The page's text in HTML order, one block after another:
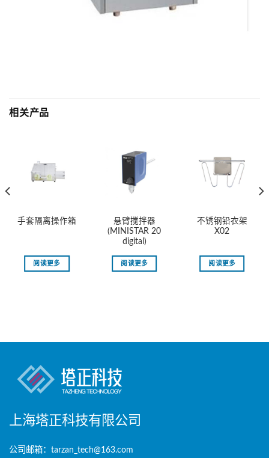
相关产品
手套隔离操作箱
阅读更多
悬臂搅拌器
(MINISTAR 20
digital)
阅读更多
不锈钢铅衣架
X02
阅读更多
上海塔正科技有限公司
公司邮箱：tarzan_tech@163.com